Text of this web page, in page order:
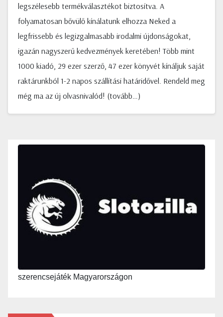
legszélesebb termékválasztékot biztosítva. A
folyamatosan bővülő kínálatunk elhozza Neked a
legfrissebb és legizgalmasabb irodalmi újdonságokat,
igazán nagyszerű kedvezmények keretében! Több mint
1000 kiadó, 29 ezer szerző, 47 ezer könyvét kínáljuk saját
raktárunkból 1-2 napos szállítási határidővel. Rendeld meg
még ma az új olvasnivalód! (tovább…)
szerencsejáték Magyarországon